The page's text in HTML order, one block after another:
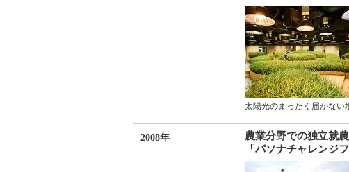
太陽光のまったく届かない
2008年
農業分野での独立就
「パソナチャレンジ